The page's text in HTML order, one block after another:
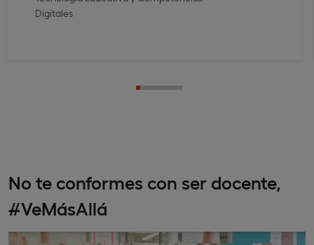
Digitales
No te conformes con ser docente,
#VeMásAllá